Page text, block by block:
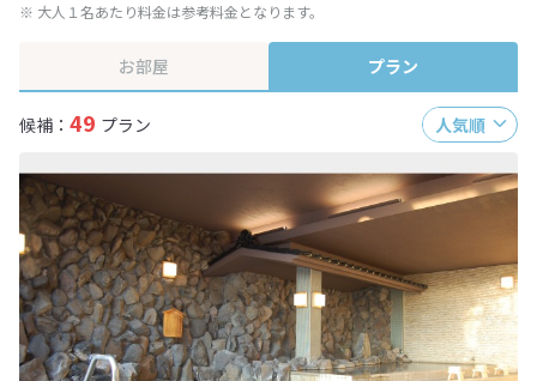
※ 大人１名あたり料金は参考料金となります。
お部屋 プラン
候補： 49 プラン 人気順